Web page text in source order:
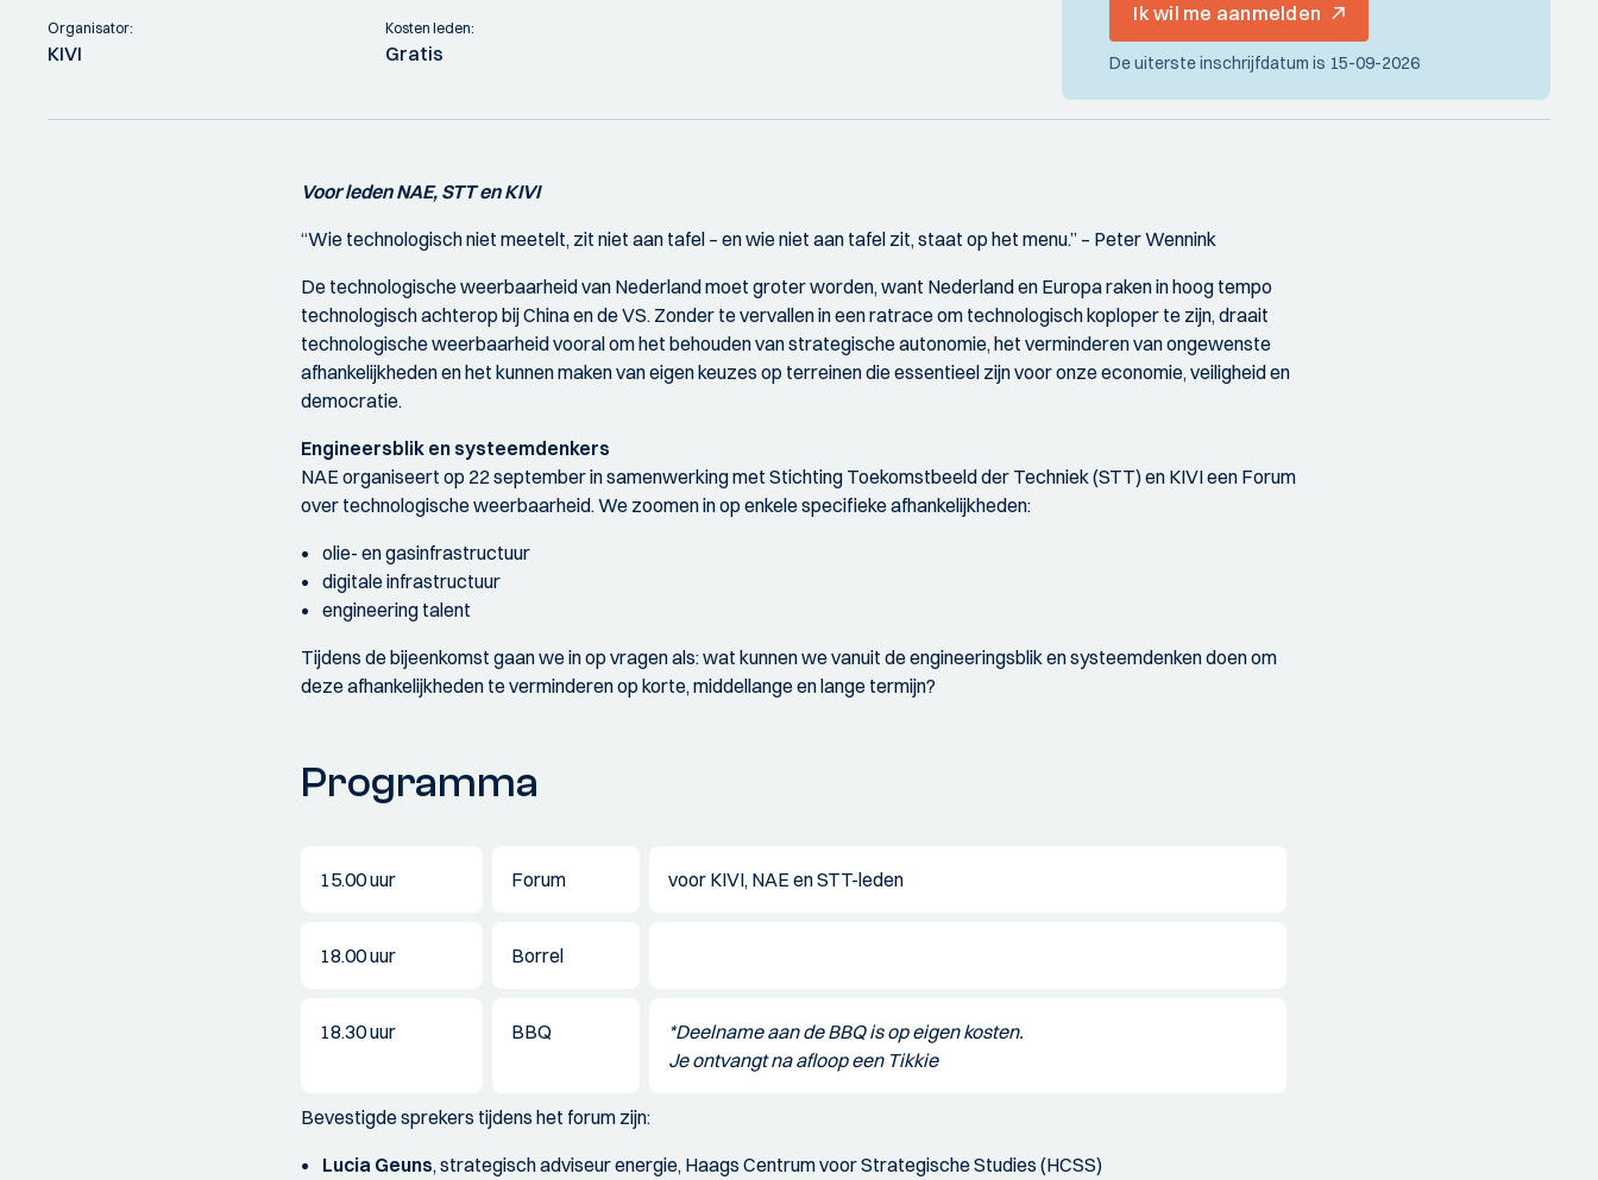
Organisator:
KIVI
Kosten leden:
Gratis
Ik wil me aanmelden
De uiterste inschrijfdatum is 15-09-2026
Voor leden NAE, STT en KIVI
“Wie technologisch niet meetelt, zit niet aan tafel – en wie niet aan tafel zit, staat op het menu.” – Peter Wennink
De technologische weerbaarheid van Nederland moet groter worden, want Nederland en Europa raken in hoog tempo
technologisch achterop bij China en de VS. Zonder te vervallen in een ratrace om technologisch koploper te zijn, draait
technologische weerbaarheid vooral om het behouden van strategische autonomie, het verminderen van ongewenste
afhankelijkheden en het kunnen maken van eigen keuzes op terreinen die essentieel zijn voor onze economie, veiligheid en
democratie.
Engineersblik en systeemdenkers
NAE organiseert op 22 september in samenwerking met Stichting Toekomstbeeld der Techniek (STT) en KIVI een Forum
over technologische weerbaarheid. We zoomen in op enkele specifieke afhankelijkheden:
olie- en gasinfrastructuur
digitale infrastructuur
engineering talent
Tijdens de bijeenkomst gaan we in op vragen als: wat kunnen we vanuit de engineeringsblik en systeemdenken doen om
deze afhankelijkheden te verminderen op korte, middellange en lange termijn?
Programma
15.00 uur Forum voor KIVI, NAE en STT-leden
18.00 uur Borrel
18.30 uur BBQ
*Deelname aan de BBQ is op eigen kosten.
Je ontvangt na afloop een Tikkie
Bevestigde sprekers tijdens het forum zijn:
Lucia Geuns, strategisch adviseur energie, Haags Centrum voor Strategische Studies (HCSS)